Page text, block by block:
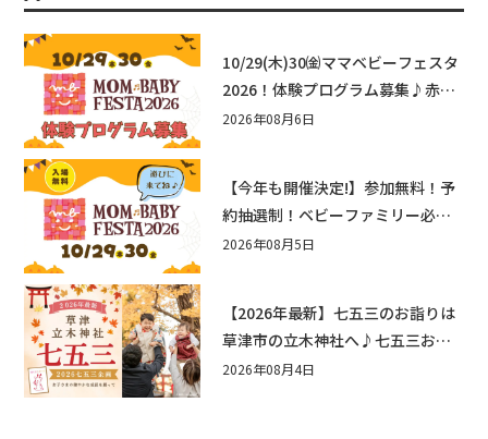
10/29(木)30㈮ママベビーフェスタ
2026！体験プログラム募集♪赤ち
ゃん向けイベントに出演しません
2026年08月6日
【今年も開催決定!】参加無料！予
約抽選制！ベビーファミリー必見
☆入場無料☆10/29(木)30(金)ママ
2026年08月5日
【2026年最新】七五三のお詣りは
草津市の立木神社へ♪七五三お祝
い企画をご紹介！
2026年08月4日